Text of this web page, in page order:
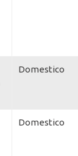
Domestico
Domestico